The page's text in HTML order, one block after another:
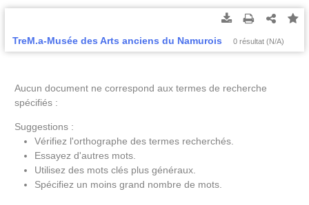
Tous les résultats (Max 250)
Tous les résultats (Max 500)
TreM.a-Musée des Arts anciens du Namurois 0 résultat (N/A)
Aucun document ne correspond aux termes de recherche
spécifiés :
Suggestions :
Vérifiez l'orthographe des termes recherchés.
Essayez d'autres mots.
Utilisez des mots clés plus généraux.
Spécifiez un moins grand nombre de mots.